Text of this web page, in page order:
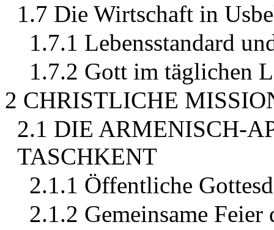
1.7 Die Wirtschaft in
1.7.1 Lebensstandard
1.7.2 Gott im täglichen
2 CHRISTLICHE
2.1 DIE ARMENISCH-
TASCHKENT
2.1.1 Öffentliche
2.1.2 Gemeinsame Feier